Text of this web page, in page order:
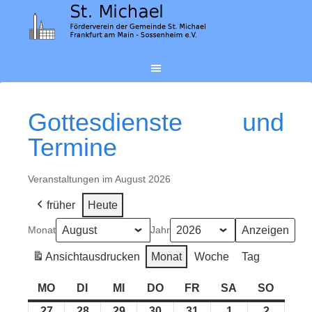
Gottesdienste und
Termine
Veranstaltungen im August 2026
früher Heute
Monat Jahr
Ansichtausdrucken Monat Woche Tag
MOMONTAG
DI DIENSTAG
MI MITTWOCH
DODONNERSTAG
FR FREITAG
SA SAMSTAG
SO